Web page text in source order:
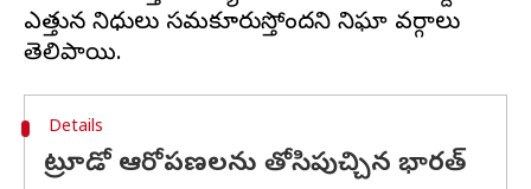
ఎత్తున నిధులు సమకూరుస్తోందని నిఘా వర్గాలు
Details
ట్రూడో ఆరోపణలను తోసిపుచ్చిన భారత్